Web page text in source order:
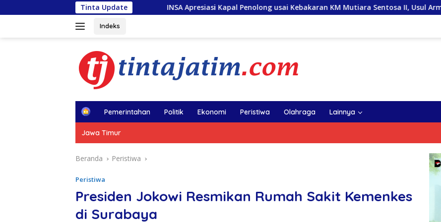
ke
Tinta Update
INSA Apresiasi Kapal Penolong usai Kebakaran KM Mutiara Sentosa II, Usul Armada Rescue Diperkuat
Indeks
H
e
Pemerintahan Politik Ekonomi Peristiwa Olahraga Lainnya
Jawa Timur
Beranda Peristiwa
Peristiwa
Presiden Jokowi Resmikan Rumah Sakit Kemenkes
di Surabaya